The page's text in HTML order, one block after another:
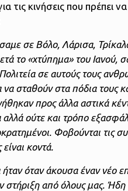
τις κινήσεις που πρέπει
σε Βόλο, Λάρισα,
το «χτύπημα» του Ιανού,
σε αυτούς τους
σταθούν στα πόδια τους
προς άλλα αστικά
ούτε και τρόπο
Φοβούνται τις
κοντά.
όταν άκουσα έναν νέο
στήριξη από όλους μας.